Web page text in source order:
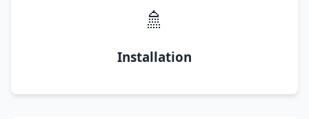
🚿
Installation